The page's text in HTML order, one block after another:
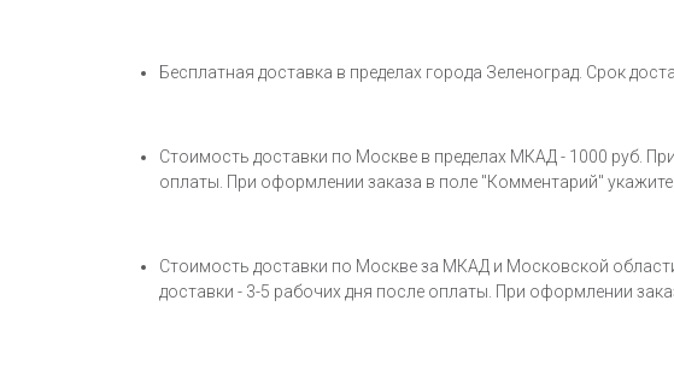
Бесплатная доставка в пределах города Зеленоград. Срок
Стоимость доставки по Москве в пределах МКАД - 1000 руб.
оплаты. При оформлении заказа в поле "Комментарий" укажите
Стоимость доставки по Москве за МКАД и Московской
доставки - 3-5 рабочих дня после оплаты. При оформлении